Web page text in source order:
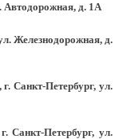
Автодорожная, д. 1А
Железнодорожная, д.
Санкт-Петербург, ул.
Петербург, ул.